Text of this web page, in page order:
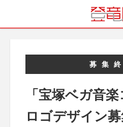
募集
「宝塚ベガ音
ロゴデザイン